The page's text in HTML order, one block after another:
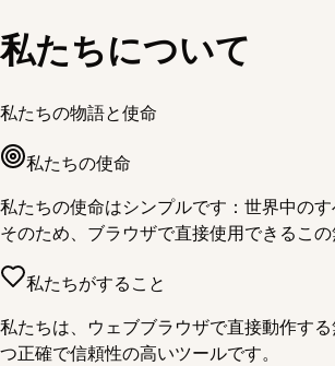
私たちについて
私たちの物語と使命
私たちの使命
私たちの使命はシンプルです：世界中の
そのため、ブラウザで直接使用できるこ
私たちがすること
私たちは、ウェブブラウザで直接動作す
つ正確で信頼性の高いツールです。